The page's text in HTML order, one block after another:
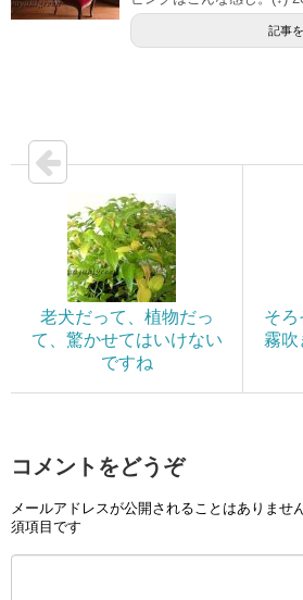
記事
老犬だって、植物だっ
て、驚かせてはいけない
ですね
そ
霧吹
コメントをどうぞ
メールアドレスが公開されることはありません
須項目です